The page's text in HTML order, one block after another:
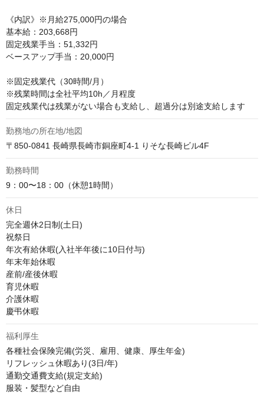
《内訳》※月給275,000円の場合
基本給：203,668円
固定残業手当：51,332円
ベースアップ手当：20,000円
※固定残業代（30時間/月）
※残業時間は全社平均10h／月程度
固定残業代は残業がない場合も支給し、超過分は別途支給します
勤務地の所在地/地図
〒850-0841 長崎県長崎市銅座町4-1 りそな長崎ビル4F
勤務時間
9：00〜18：00（休憩1時間）
休日
完全週休2日制(土日)
祝祭日
年次有給休暇(入社半年後に10日付与)
年末年始休暇
産前/産後休暇
育児休暇
介護休暇
慶弔休暇
福利厚生
各種社会保険完備(労災、雇用、健康、厚生年金)
リフレッシュ休暇あり(3日/年)
通勤交通費支給(規定支給)
服装・髪型など自由